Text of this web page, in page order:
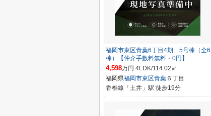
福岡市東区青葉6丁目4期 5号棟（全6
棟）【仲介手数料無料・0円】
4,598万円 4LDK/114.02㎡
福岡県福岡市東区青葉 ６丁目
香椎線「土井」駅 徒歩19分